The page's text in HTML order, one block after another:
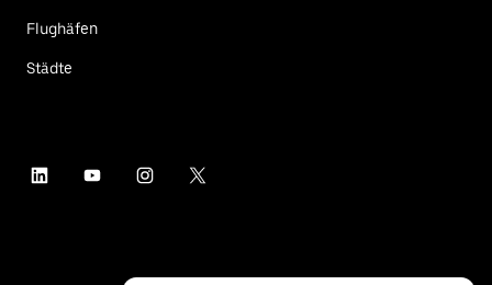
Flughäfen
Städte